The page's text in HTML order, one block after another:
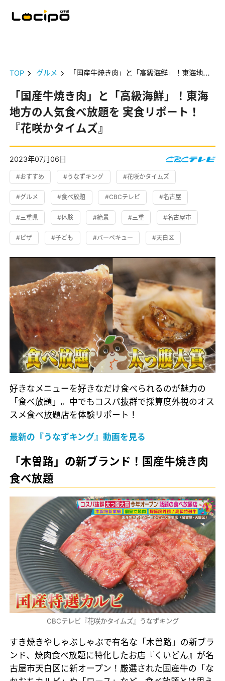
TOP グルメ 「国産牛焼き肉」と「高級海鮮」！東海地方の人気食べ放題を 実食リポート！『花咲かタイムズ』
「国産牛焼き肉」と「高級海鮮」！東海
地方の人気食べ放題を 実食リポート！
『花咲かタイムズ』
2023年07月06日
#おすすめ #うなずキング #花咲かタイムズ
#グルメ #食べ放題 #CBCテレビ #名古屋
#三重県 #体験 #絶景 #三重 #名古屋市
#ピザ #子ども #バーベキュー #天白区
好きなメニューを好きなだけ食べられるのが魅力の
「食べ放題」。中でもコスパ抜群で採算度外視のオス
スメ食べ放題店を体験リポート！
最新の『うなずキング』動画を見る
「木曽路」の新ブランド！国産牛焼き肉
食べ放題
CBCテレビ『花咲かタイムズ』うなずキング
すき焼きやしゃぶしゃぶで有名な「木曽路」の新ブラ
ンド、焼肉食べ放題に特化したお店『くいどん』が名
古屋市天白区に新オープン！厳選された国産牛の「な